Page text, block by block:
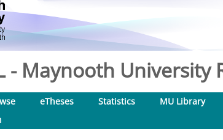
- Maynooth University
eTheses Statistics MU Library